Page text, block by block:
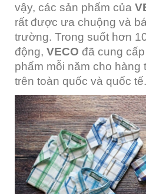
vậy, các sản phẩm của
rất được ưa chuộng và
trường. Trong suốt hơn
động, VECO đã cung
phẩm mỗi năm cho hàng
trên toàn quốc và quốc tế.